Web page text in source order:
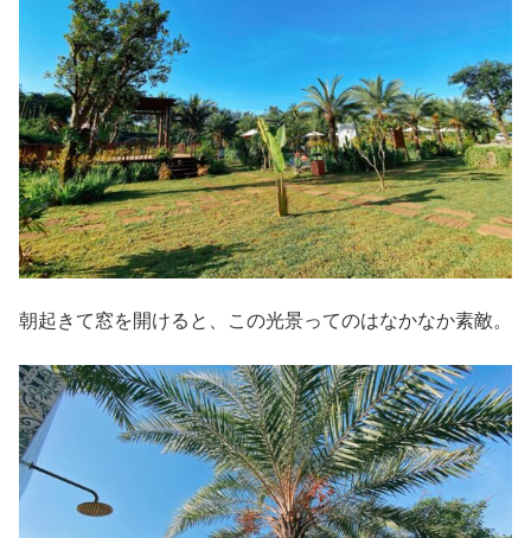
朝起きて窓を開けると、この光景ってのはなかなか素敵。